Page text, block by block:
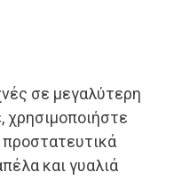
σε μεγαλύτερη
χρησιμοποιήστε
προστατευτικά
και γυαλιά